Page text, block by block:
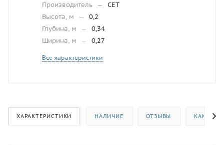
Производитель —
CET
Высота, м
—
0,2
Глубина, м
—
0,34
Ширина, м
— 0,27
Все характеристики
ХАРАКТЕРИСТИКИ НАЛИЧИЕ ОТЗЫВЫ КАК